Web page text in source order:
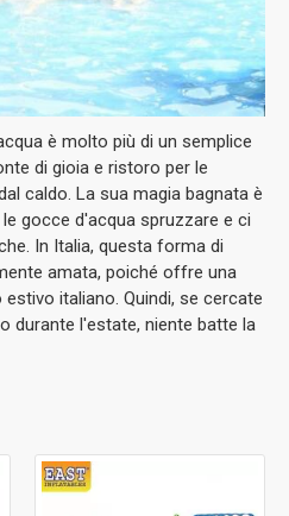
è molto più di un semplice
di gioia e ristoro per le
caldo. La sua magia bagnata è
gocce d'acqua spruzzare e ci
In Italia, questa forma di
amata, poiché offre una
italiano. Quindi, se cercate
durante l'estate, niente batte la